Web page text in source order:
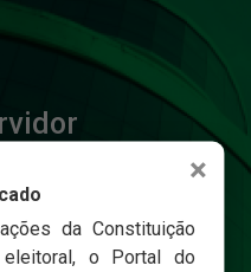
×
da Constituição
o Portal do